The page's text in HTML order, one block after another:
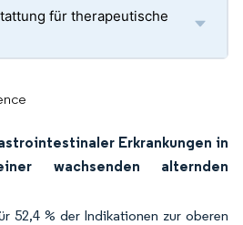
für therapeutische
Erkrankungen in
wachsenden alternden
52,4 % der Indikationen zur oberen